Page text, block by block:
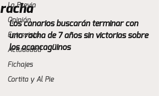
La Previa
Opinión
Entrevista
Actualidad
Fichajes
Cortita y Al Pie
racha
Los canarios buscarán terminar con
una racha de 7 años sin victorias sobre
los aconcagüinos